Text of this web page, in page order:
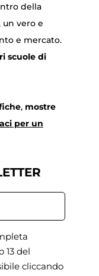
della
un vero e
e mercato.
scuole di
, mostre
per un
13 del
cliccando